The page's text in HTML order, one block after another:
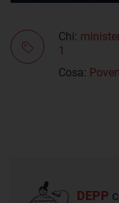
Chi:
1
Cosa:
DEPP